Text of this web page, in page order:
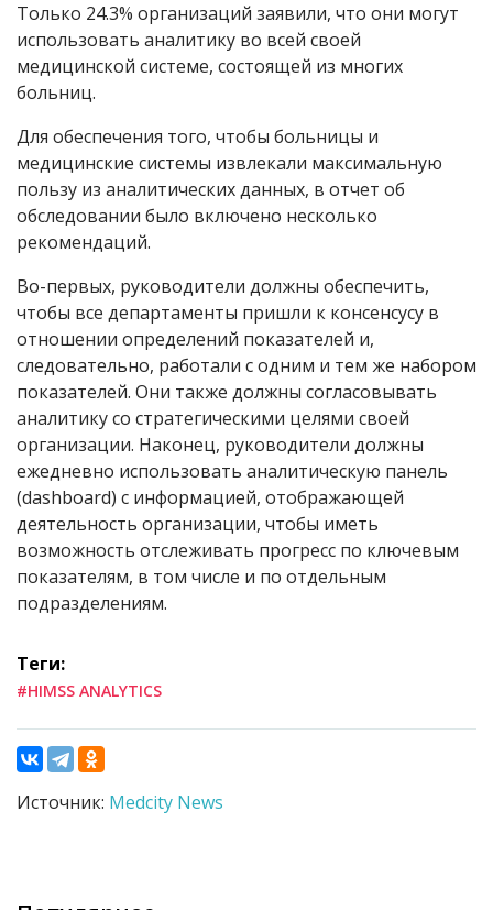
Только 24.3% организаций заявили, что они могут
использовать аналитику во всей своей
медицинской системе, состоящей из многих
больниц.
Для обеспечения того, чтобы больницы и
медицинские системы извлекали максимальную
пользу из аналитических данных, в отчет об
обследовании было включено несколько
рекомендаций.
Во-первых, руководители должны обеспечить,
чтобы все департаменты пришли к консенсусу в
отношении определений показателей и,
следовательно, работали с одним и тем же набором
показателей. Они также должны согласовывать
аналитику со стратегическими целями своей
организации. Наконец, руководители должны
ежедневно использовать аналитическую панель
(dashboard) с информацией, отображающей
деятельность организации, чтобы иметь
возможность отслеживать прогресс по ключевым
показателям, в том числе и по отдельным
подразделениям.
Теги:
#HIMSS ANALYTICS
Источник: Medcity News